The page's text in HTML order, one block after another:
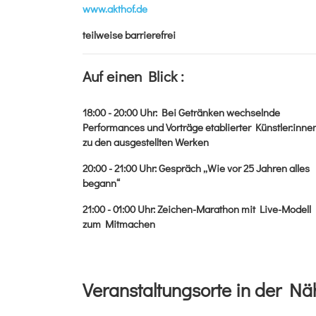
www.akthof.de
teilweise barrierefrei
Auf einen Blick :
18:00 - 20:00Uhr: Bei Getränken wechselnde
Performances und Vorträge etablierter
zu den ausgestellten Werken
20:00 - 21:00Uhr:Gespräch „Wie vor 25 Jahren alles
begann“
21:00 - 01:00Uhr:Zeichen-Marathon mit Live-Modell
zum Mitmachen
Veranstaltungsorte in der